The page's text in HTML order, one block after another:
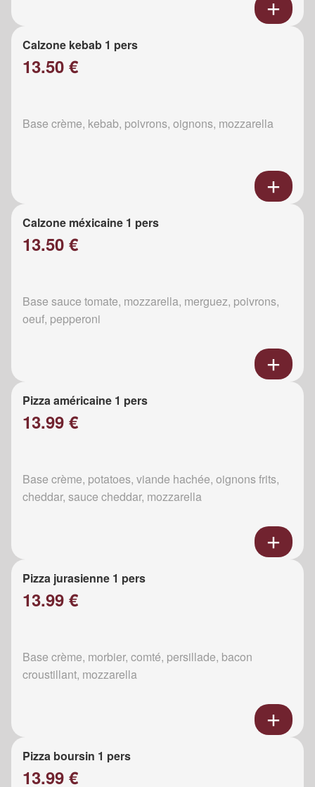
Calzone kebab 1 pers
13.50 €
Base crème, kebab, poivrons, oignons, mozzarella
Calzone méxicaine 1 pers
13.50 €
Base sauce tomate, mozzarella, merguez, poivrons,
oeuf, pepperoni
Pizza américaine 1 pers
13.99 €
Base crème, potatoes, viande hachée, oignons frits,
cheddar, sauce cheddar, mozzarella
Pizza jurasienne 1 pers
13.99 €
Base crème, morbier, comté, persillade, bacon
croustillant, mozzarella
Pizza boursin 1 pers
13.99 €